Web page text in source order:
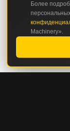
Более
Machinery».